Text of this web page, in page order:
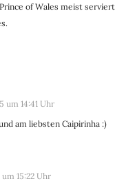
of Wales meist serviert
um 14:41 Uhr
am liebsten Caipirinha :)
15:22 Uhr